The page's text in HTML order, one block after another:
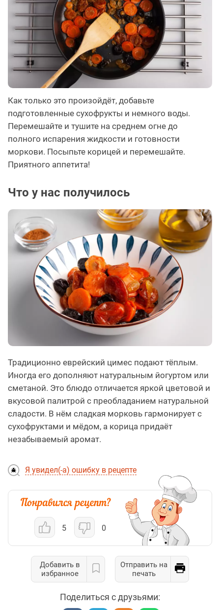
Как только это произойдёт, добавьте
подготовленные сухофрукты и немного воды.
Перемешайте и тушите на среднем огне до
полного испарения жидкости и готовности
моркови. Посыпьте корицей и перемешайте.
Приятного аппетита!
Что у нас получилось
Традиционно еврейский цимес подают тёплым.
Иногда его дополняют натуральным йогуртом или
сметаной. Это блюдо отличается яркой цветовой и
вкусовой палитрой с преобладанием натуральной
сладости. В нём сладкая морковь гармонирует с
сухофруктами и мёдом, а корица придаёт
незабываемый аромат.
Я увидел(-а) ошибку в рецепте
5 0
Добавить в
избранное
Отправить на
печать
Поделиться с друзьями: